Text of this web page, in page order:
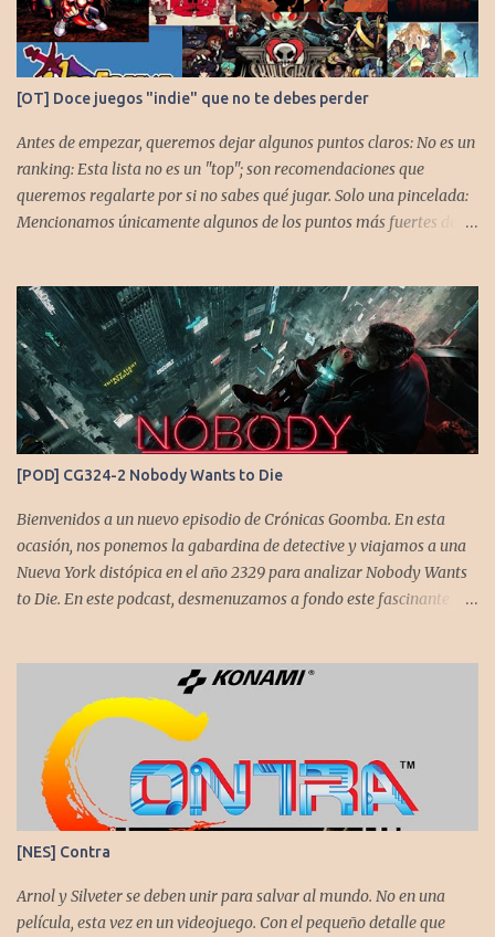
[OT] Doce juegos "indie" que no te debes perder
Antes de empezar, queremos dejar algunos puntos claros: No es un
ranking: Esta lista no es un "top"; son recomendaciones que
queremos regalarte por si no sabes qué jugar. Solo una pincelada:
Mencionamos únicamente algunos de los puntos más fuertes de
asegurar que, al menos uno, se adapte a tus gustos. Si te gusta este
tipo de contenido, háznoslo saber para crear nuevas entradas con
otros doce juegos imprescindibles. Cuphead En la mente de los dos
hermanos desarrolladores, la idea de fusionar el arte de las
películas de animación clásica con un juego de disparos (al estilo
Contra o Metal Slug) era una apuesta ganadora. En la ejecución, la
calidad es insuperable. Posee un excelente diseño de niveles,
variedad de jefes, plataformas desafiantes y una música
estupenda. Es un título que te mantiene enganchado a pesar de su
alta dificultad...
[POD] CG324-2 Nobody Wants to Die
Bienvenidos a un nuevo episodio de Crónicas Goomba. En esta
ocasión, nos ponemos la gabardina de detective y viajamos a una
Nueva York distópica en el año 2329 para analizar Nobody Wants
to Die. En este podcast, desmenuzamos a fondo este fascinante
@flagstaad quien pasó el título en PS5 y junto a @GoombaVictor
nos cuenta sus impresiones y vivencias. El juego está disponible
para XBS, PS5 y PC. No sobra comentarles que necesitamos su
apoyo al seguirnos en: Spotify YouTube. Muchas gracias a todos
los que nos agregan a sus plataformas de podcast y nos dejan
comentarios en nuestras diferentes redes. Twitter -
https://twitter.com/CronicasGoomba Instagram -
https://www.instagram.com/cronicasgoomba/ Facebook -
https://www.facebook.com/CronicasGoomba
[NES] Contra
Arnol y Silveter se deben unir para salvar al mundo. No en una
película, esta vez en un videojuego. Con el pequeño detalle que